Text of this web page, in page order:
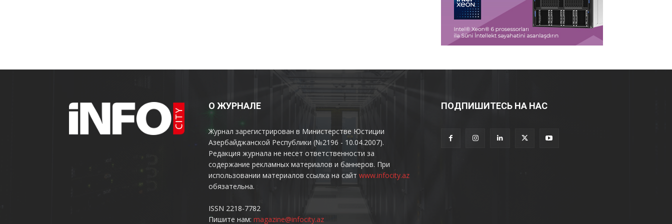
О ЖУРНАЛЕ
Журнал зарегистрирован в Министерстве Юстиции
Азербайджанской Республики (№2196 - 10.04.2007).
Редакция журнала не несет ответственности за
содержание рекламных материалов и баннеров. При
использовании материалов ссылка на сайт www.infocity.az
обязательна.
ISSN 2218-7782
Пишите нам: magazine@infocity.az
ПОДПИШИТЕСЬ НА НАС